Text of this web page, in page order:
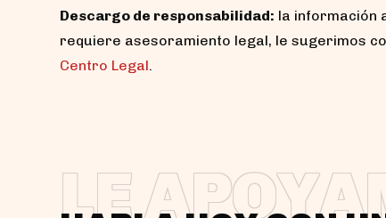
Descargo de responsabilidad: la información
requiere asesoramiento legal, le sugerimos
Centro Legal.
LE